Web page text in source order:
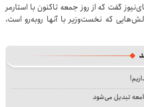
گفت که از روز جمعه تاکنون با استارمر
که نخست‌وزیر با آنها روبه‌رو است،
تبدیل می‌شود